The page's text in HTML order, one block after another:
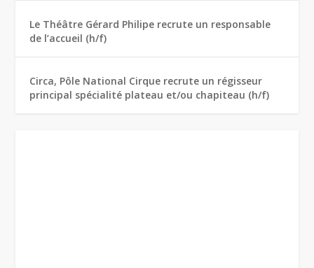
Le Théâtre Gérard Philipe recrute un responsable
de l’accueil (h/f)
Circa, Pôle National Cirque recrute un régisseur
principal spécialité plateau et/ou chapiteau (h/f)